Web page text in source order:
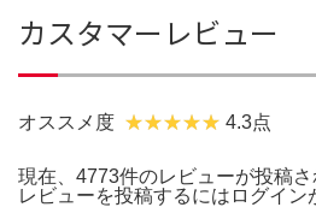
カスタマーレビュー
オススメ度 4.3点
現在、4773件のレビューが投稿さ
レビューを投稿するには ログイン